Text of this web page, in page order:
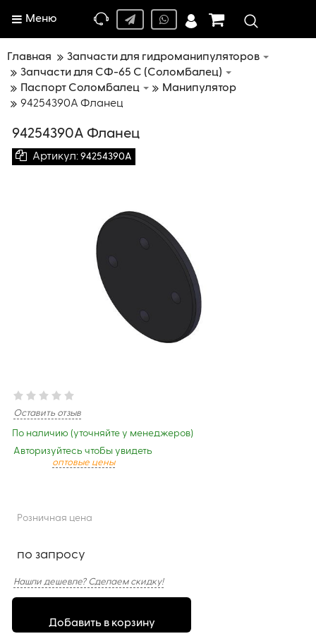
Меню
Главная
Запчасти для гидроманипуляторов
Запчасти для СФ-65 С (Соломбалец)
Паспорт Соломбалец
Манипулятор
94254390А Фланец
94254390А Фланец
Артикул: 94254390А
Оставить отзыв
По наличию (уточняйте у менеджеров)
Авторизуйтесь чтобы увидеть
оптовые цены
Розничная цена
по запросу
Нашли дешевле? Сделаем скидку!
Добавить в корзину